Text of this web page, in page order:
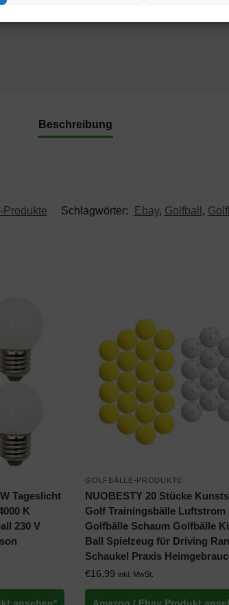
Beschreibung
Produkte Schlagwörter: Ebay, Golfball ,
Tageslicht
K
230 V
GOLFBÄLLE-PRODUKTE
NUOBESTY 20 Stücke
Golf Trainingsbälle Luftstrom
Golfbälle Schaum Golfbälle
Ball Spielzeug für Driving
Schaukel Praxis
€16,99 inkl. MwSt.